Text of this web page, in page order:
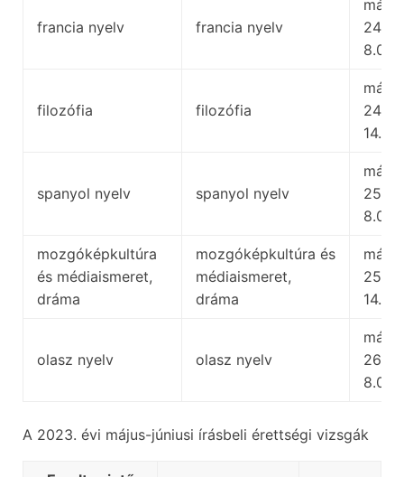
francia nyelv francia nyelv
május
24.,
8.00
filozófia filozófia
május
24.,
14.00
spanyol nyelv spanyol nyelv
május
25.,
8.00
mozgóképkultúra
és médiaismeret,
dráma
mozgóképkultúra és
médiaismeret,
dráma
május
25.,
14.00
olasz nyelv olasz nyelv
május
26.,
8.00
A 2023. évi május-júniusi írásbeli érettségi vizsgák